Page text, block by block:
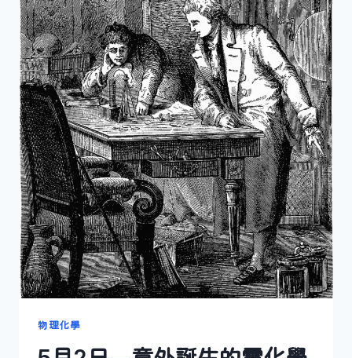
費
曼
生
日
物理化學